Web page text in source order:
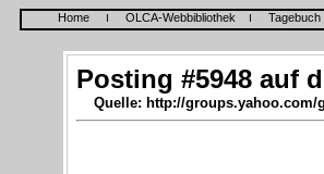
Home I OLCA-Webbibliothek I Tagebuch
Posting #5948 auf
Quelle: http://groups.yahoo.com/